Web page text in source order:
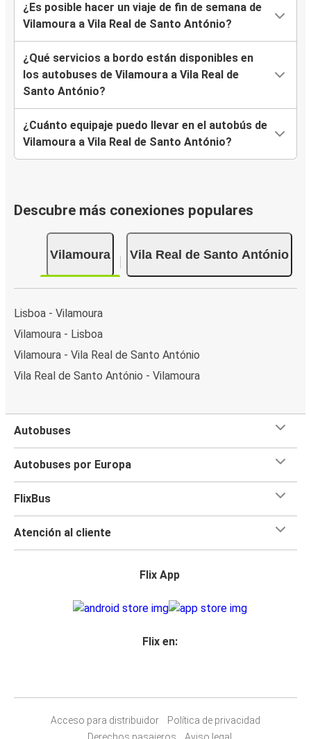
¿Es posible hacer un viaje de fin de semana de
Vilamoura a Vila Real de Santo António?
¿Qué servicios a bordo están disponibles en
los autobuses de Vilamoura a Vila Real de
Santo António?
¿Cuánto equipaje puedo llevar en el autobús de
Vilamoura a Vila Real de Santo António?
Descubre más conexiones populares
Vilamoura Vila Real de Santo António
Lisboa - Vilamoura
Vilamoura - Lisboa
Vilamoura - Vila Real de Santo António
Vila Real de Santo António - Vilamoura
Autobuses
Autobuses por Europa
FlixBus
Atención al cliente
Flix App
Flix en:
Acceso para distribuidor
Política de privacidad
Derechos pasajeros
Aviso legal